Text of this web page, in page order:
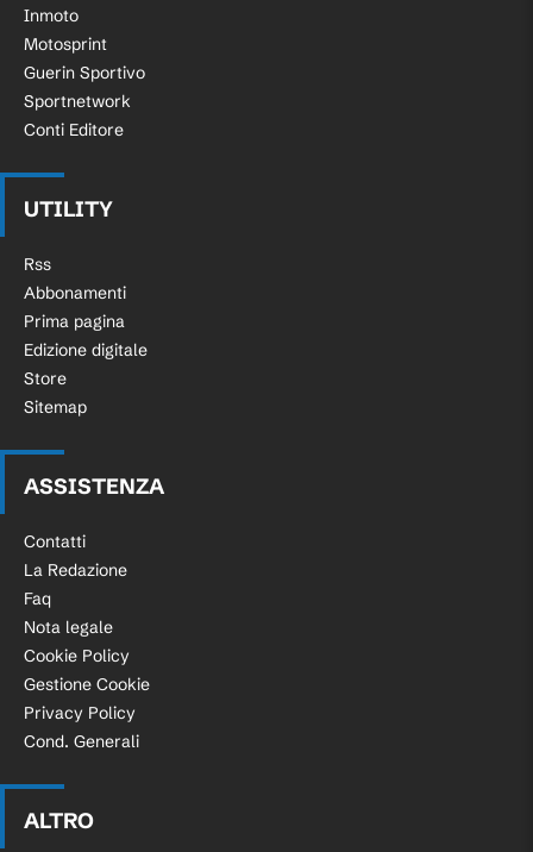
Inmoto
Motosprint
Guerin Sportivo
Sportnetwork
Conti Editore
UTILITY
Rss
Abbonamenti
Prima pagina
Edizione digitale
Store
Sitemap
ASSISTENZA
Contatti
La Redazione
Faq
Nota legale
Cookie Policy
Gestione Cookie
Privacy Policy
Cond. Generali
ALTRO